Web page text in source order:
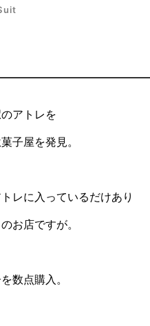
アトレを
子屋を発見。
レに入っているだけあり
お店ですが。
数点購入。